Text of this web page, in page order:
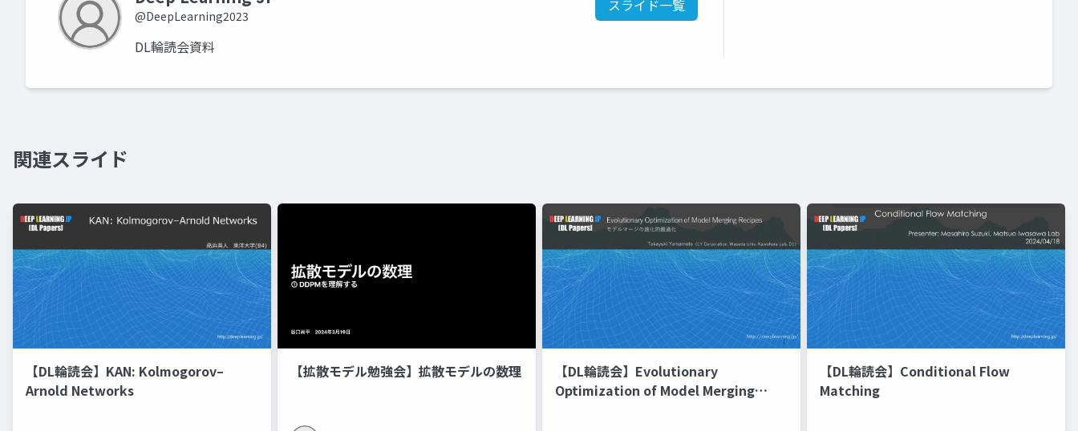
@DeepLearning2023
スライド一覧
DL輪読会資料
関連スライド
【DL輪読会】KAN: Kolmogorov–
Arnold Networks
【拡散モデル勉強会】拡散モデルの数理
【DL輪読会】Evolutionary
Optimization of Model Merging
【DL輪読会】Conditional Flow
Matching